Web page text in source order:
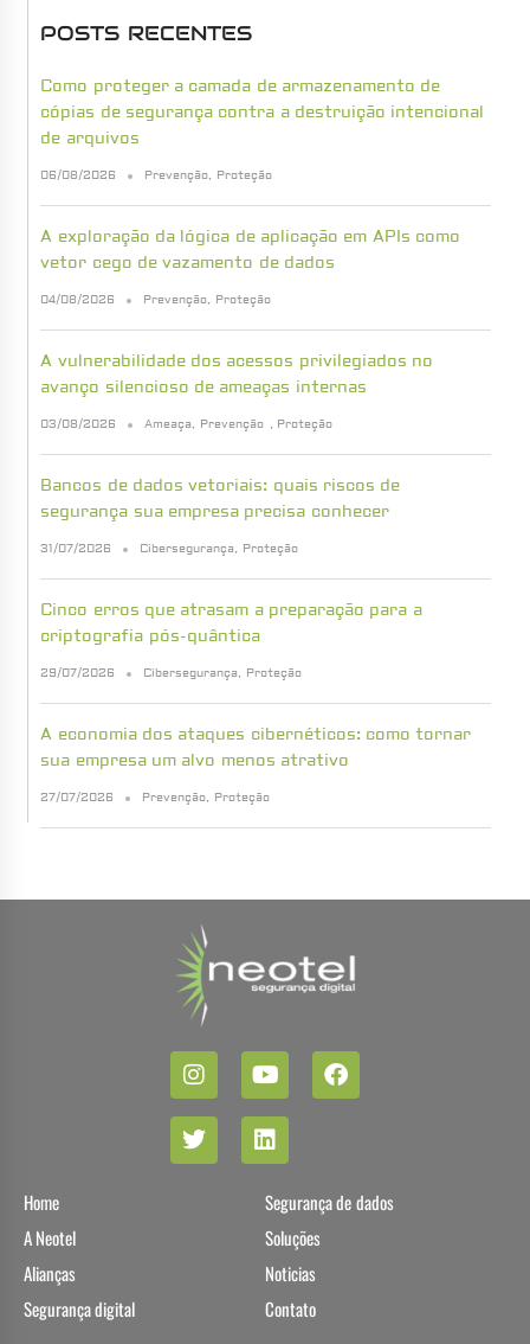
POSTS RECENTES
Como proteger a camada de armazenamento de
cópias de segurança contra a destruição intencional
de arquivos
06/08/2026 Prevenção, Proteção
A exploração da lógica de aplicação em APIs como
vetor cego de vazamento de dados
04/08/2026 Prevenção, Proteção
A vulnerabilidade dos acessos privilegiados no
avanço silencioso de ameaças internas
03/08/2026 Ameaça, Prevenção , Proteção
Bancos de dados vetoriais: quais riscos de
segurança sua empresa precisa conhecer
31/07/2026 Cibersegurança, Proteção
Cinco erros que atrasam a preparação para a
criptografia pós-quântica
29/07/2026 Cibersegurança, Proteção
A economia dos ataques cibernéticos: como tornar
sua empresa um alvo menos atrativo
27/07/2026 Prevenção, Proteção
Home
A Neotel
Alianças
Segurança digital
Segurança de dados
Soluções
Noticias
Contato